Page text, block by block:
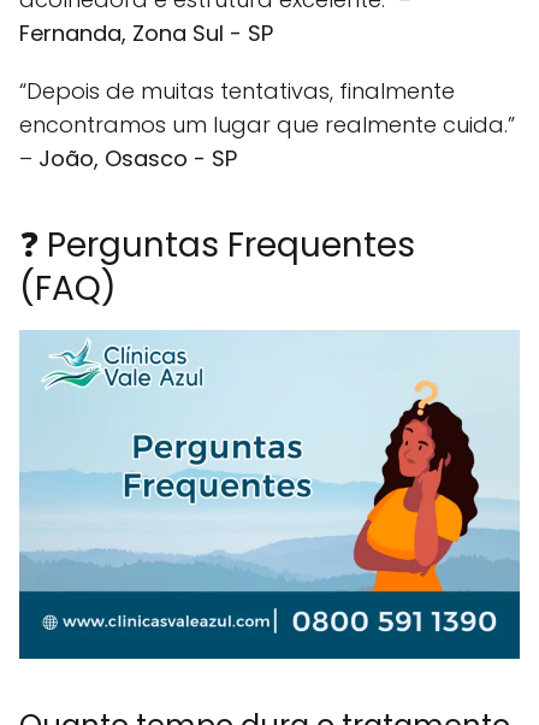
Fernanda, Zona Sul - SP
“Depois de muitas tentativas, finalmente
encontramos um lugar que realmente cuida.”
– João, Osasco - SP
❓ Perguntas Frequentes
(FAQ)